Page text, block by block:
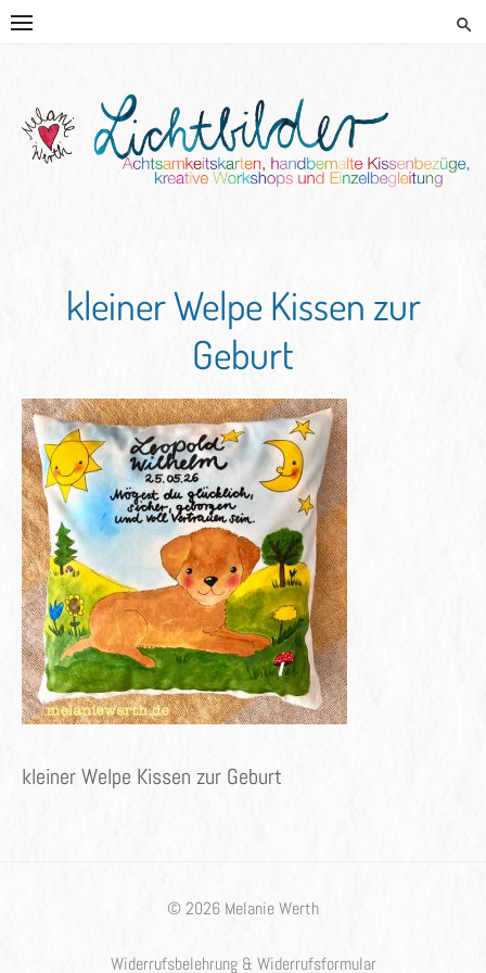
Skip
HANDGEMALTE KISSEN UND
KREATIVE BEGLEITUNG
kleiner Welpe Kissen zur
Geburt
kleiner Welpe Kissen zur Geburt
© 2026 Melanie Werth
Widerrufsbelehrung & Widerrufsformular